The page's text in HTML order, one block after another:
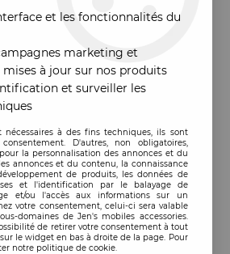
et les fonctionnalités du
marketing et
mises à jour sur nos produits
et surveiller les
nécessaires à des fins techniques, ils sont
D'autres, non obligatoires,
la personnalisation des annonces et du
annonces et du contenu, la connaissance
de produits, les données de
et l'identification par le balayage de
et/ou l'accès aux informations sur un
votre consentement, celui-ci sera valable
domaines de Jen's mobiles accessories.
de retirer votre consentement à tout
le widget en bas à droite de la page. Pour
notre politique de cookie.